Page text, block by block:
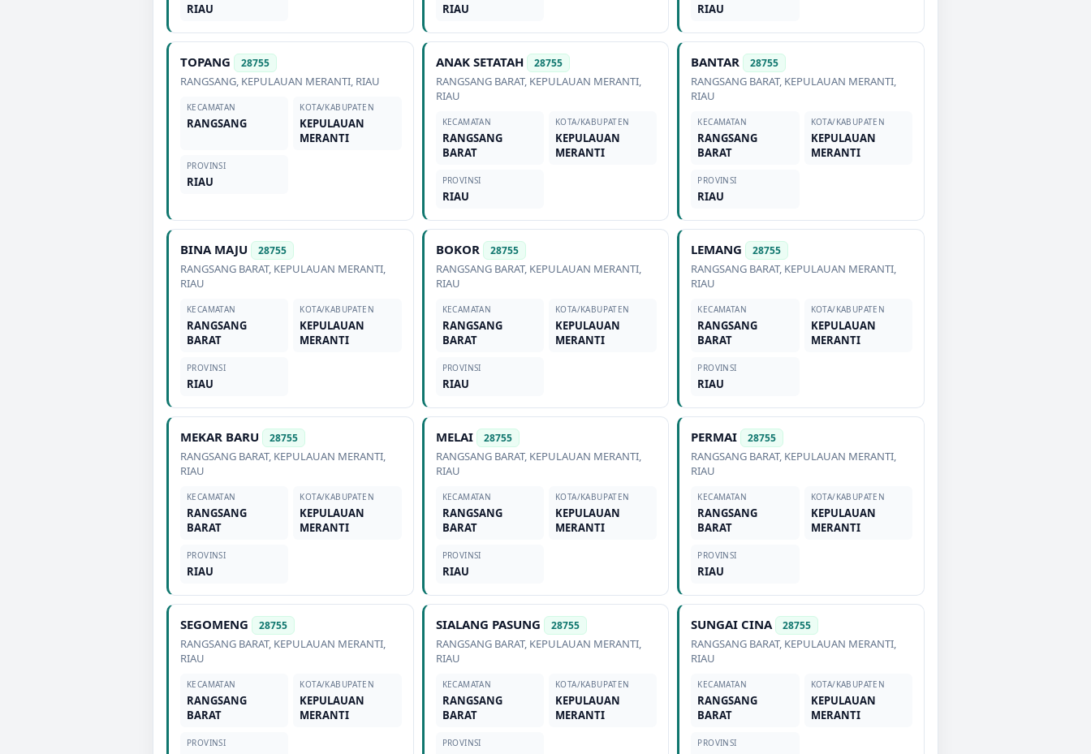
RIAU RIAU RIAU
TOPANG 28755
RANGSANG, KEPULAUAN MERANTI, RIAU
KECAMATAN
RANGSANG
KOTA/KABUPATEN
KEPULAUAN
MERANTI
PROVINSI
RIAU
ANAK SETATAH 28755
RANGSANG BARAT, KEPULAUAN MERANTI,
RIAU
KECAMATAN
RANGSANG
BARAT
KOTA/KABUPATEN
KEPULAUAN
MERANTI
PROVINSI
RIAU
BANTAR 28755
RANGSANG BARAT, KEPULAUAN MERANTI,
RIAU
KECAMATAN
RANGSANG
BARAT
KOTA/KABUPATEN
KEPULAUAN
MERANTI
PROVINSI
RIAU
BINA MAJU 28755
RANGSANG BARAT, KEPULAUAN MERANTI,
RIAU
KECAMATAN
RANGSANG
BARAT
KOTA/KABUPATEN
KEPULAUAN
MERANTI
PROVINSI
RIAU
BOKOR 28755
RANGSANG BARAT, KEPULAUAN MERANTI,
RIAU
KECAMATAN
RANGSANG
BARAT
KOTA/KABUPATEN
KEPULAUAN
MERANTI
PROVINSI
RIAU
LEMANG 28755
RANGSANG BARAT, KEPULAUAN MERANTI,
RIAU
KECAMATAN
RANGSANG
BARAT
KOTA/KABUPATEN
KEPULAUAN
MERANTI
PROVINSI
RIAU
MEKAR BARU 28755
RANGSANG BARAT, KEPULAUAN MERANTI,
RIAU
KECAMATAN
RANGSANG
BARAT
KOTA/KABUPATEN
KEPULAUAN
MERANTI
PROVINSI
RIAU
MELAI 28755
RANGSANG BARAT, KEPULAUAN MERANTI,
RIAU
KECAMATAN
RANGSANG
BARAT
KOTA/KABUPATEN
KEPULAUAN
MERANTI
PROVINSI
RIAU
PERMAI 28755
RANGSANG BARAT, KEPULAUAN MERANTI,
RIAU
KECAMATAN
RANGSANG
BARAT
KOTA/KABUPATEN
KEPULAUAN
MERANTI
PROVINSI
RIAU
SEGOMENG 28755
RANGSANG BARAT, KEPULAUAN MERANTI,
RIAU
KECAMATAN
RANGSANG
BARAT
KOTA/KABUPATEN
KEPULAUAN
MERANTI
PROVINSI
SIALANG PASUNG 28755
RANGSANG BARAT, KEPULAUAN MERANTI,
RIAU
KECAMATAN
RANGSANG
BARAT
KOTA/KABUPATEN
KEPULAUAN
MERANTI
PROVINSI
SUNGAI CINA 28755
RANGSANG BARAT, KEPULAUAN MERANTI,
RIAU
KECAMATAN
RANGSANG
BARAT
KOTA/KABUPATEN
KEPULAUAN
MERANTI
PROVINSI